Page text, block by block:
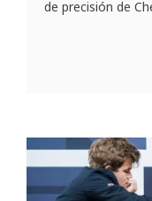
de precisión de